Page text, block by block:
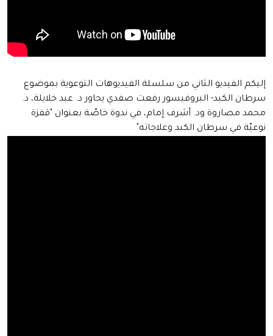
إليكم الفيديو الثاني من سلسلة الفيديوهات التوعوية بموضوع
سرطان الكبد- البروفيسور رفعت صفدي يحاور د. عبد خلايلة، د.
محمد مصاروة ود. أشرف إمام، في ندوة خاصّة بعنوان "قفزة
نوعيّة في سرطان الكبد وعلاجاته"